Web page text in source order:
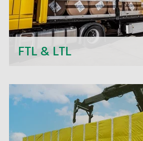
FTL & LTL
bietet die NOSTA Group Ihnen
Preisangebote, eine
eine flexible Auftragsabwicklung.